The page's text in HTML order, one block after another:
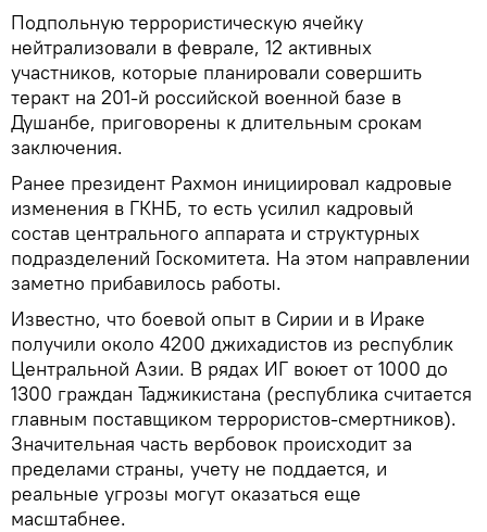
Подпольную террористическую ячейку
нейтрализовали в феврале, 12 активных
участников, которые планировали совершить
теракт на 201-й российской военной базе в
Душанбе, приговорены к длительным срокам
заключения.
Ранее президент Рахмон инициировал кадровые
изменения в ГКНБ, то есть усилил кадровый
состав центрального аппарата и структурных
подразделений Госкомитета. На этом направлении
заметно прибавилось работы.
Известно, что боевой опыт в Сирии и в Ираке
получили около 4200 джихадистов из республик
Центральной Азии. В рядах ИГ воюет от 1000 до
1300 граждан Таджикистана (республика считается
главным поставщиком террористов-смертников).
Значительная часть вербовок происходит за
пределами страны, учету не поддается, и
реальные угрозы могут оказаться еще
масштабнее.